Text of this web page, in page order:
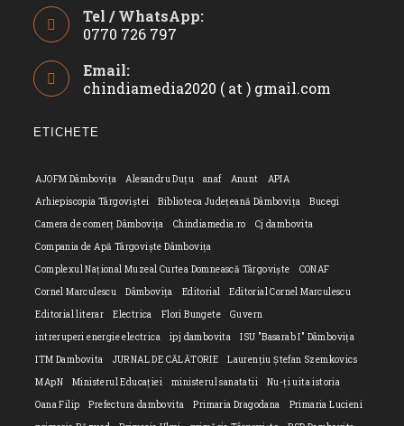
Tel / WhatsApp:
0770 726 797
in
your
Email:
chindiamedia2020 ( at ) gmail.com
ETICHETE
AJOFM Dâmbovița Alesandru Duțu anaf Anunt
APIA
Arhiepiscopia Târgoviștei
Biblioteca Județeană Dâmbovița
Bucegi
Camera de comerț Dâmbovița
Chindiamedia.ro
Cj dambovita
Compania de Apă Târgoviște Dâmbovița
Complexul Național Muzeal Curtea Domnească Târgoviște
CONAF
Cornel Marculescu
Dâmbovița Editorial
Editorial Cornel Marculescu
Editorial literar
Electrica Flori Bungete
Guvern
intreruperi energie electrica
ipj dambovita
ISU "Basarab I" Dâmbovița
ITM Dambovita
JURNAL DE CĂLĂTORIE
Laurențiu Ștefan Szemkovics
MApN
Ministerul Educației ministerul sanatatii
Nu-ți uita istoria
Oana Filip
Prefectura dambovita Primaria Dragodana
Primaria Lucieni